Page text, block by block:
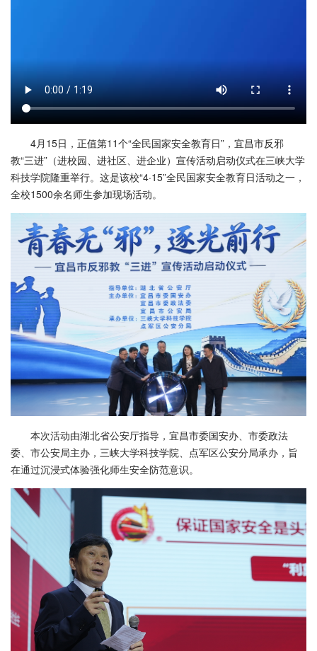
4月15日，正值第11个“全民国家安全教育日”，宜昌市反邪
教“三进”（进校园、进社区、进企业）宣传活动启动仪式在三峡大学
科技学院隆重举行。这是该校“4·15”全民国家安全教育日活动之一，
全校1500余名师生参加现场活动。
本次活动由湖北省公安厅指导，宜昌市委国安办、市委政法
委、市公安局主办，三峡大学科技学院、点军区公安分局承办，旨
在通过沉浸式体验强化师生安全防范意识。